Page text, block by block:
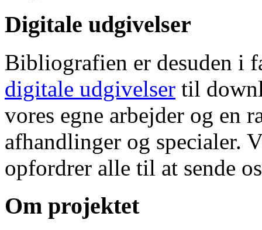
Digitale udgivelser
Bibliografien er desuden i
digitale udgivelser til
vores egne arbejder og en
afhandlinger og specialer.
opfordrer alle til at sende
Om projektet